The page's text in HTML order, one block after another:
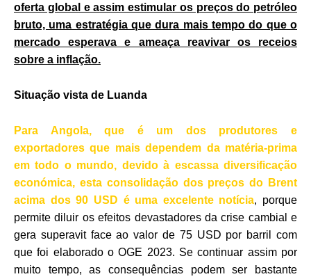
oferta global e assim estimular os preços do petróleo
bruto, uma estratégia que dura mais tempo do que o
mercado esperava e ameaça reavivar os receios
sobre a inflação.
Situação vista de Luanda
Para Angola, que é um dos produtores e
exportadores que mais dependem da matéria-prima
em todo o mundo, devido à escassa diversificação
económica, esta consolidação dos preços do Brent
acima dos 90 USD é uma excelente notícia, porque
permite diluir os efeitos devastadores da crise cambial e
gera superavit face ao valor de 75 USD por barril com
que foi elaborado o OGE 2023. Se continuar assim por
muito tempo, as consequências podem ser bastante